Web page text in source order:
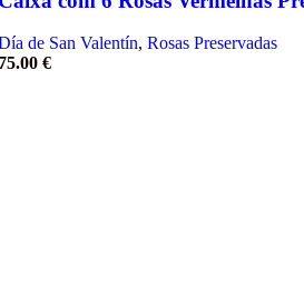
de San Valentín, Rosas Preservadas
€